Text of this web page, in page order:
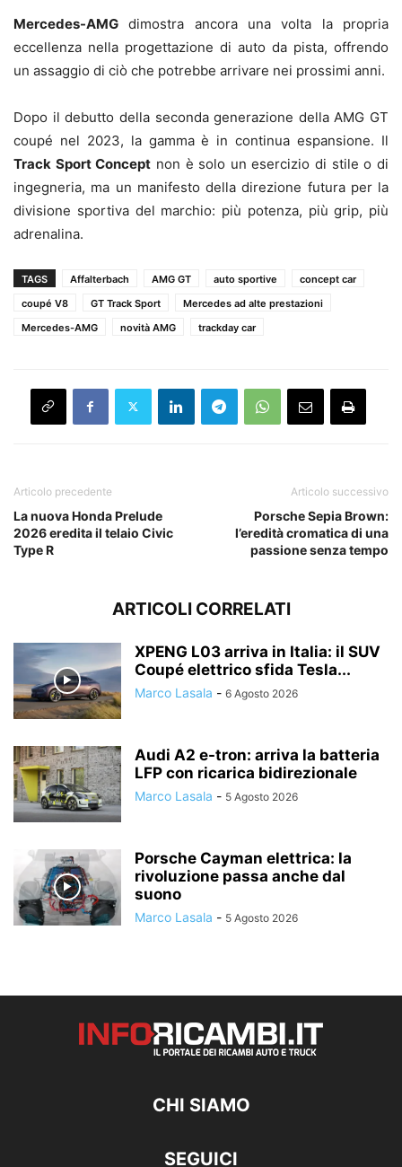
Mercedes-AMG dimostra ancora una volta la propria
eccellenza nella progettazione di auto da pista, offrendo
un assaggio di ciò che potrebbe arrivare nei prossimi anni.
Dopo il debutto della seconda generazione della AMG GT
coupé nel 2023, la gamma è in continua espansione. Il
Track Sport Concept non è solo un esercizio di stile o di
ingegneria, ma un manifesto della direzione futura per la
divisione sportiva del marchio: più potenza, più grip, più
adrenalina.
TAGS Affalterbach AMG GT auto sportive
concept car
coupé V8
GT Track Sport
Mercedes ad alte prestazioni
Mercedes-AMG
novità AMG trackday car
Articolo precedente
La nuova Honda Prelude
2026 eredita il telaio Civic
Type R
Articolo successivo
Porsche Sepia Brown:
l’eredità cromatica di una
passione senza tempo
ARTICOLI CORRELATI
XPENG L03 arriva in Italia: il SUV
Coupé elettrico sfida Tesla...
Marco Lasala - 6 Agosto 2026
Audi A2 e-tron: arriva la batteria
LFP con ricarica bidirezionale
Marco Lasala - 5 Agosto 2026
Porsche Cayman elettrica: la
rivoluzione passa anche dal
suono
Marco Lasala - 5 Agosto 2026
CHI SIAMO
SEGUICI